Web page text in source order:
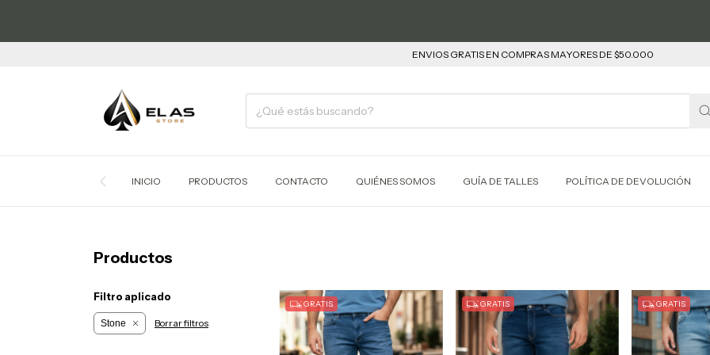
ENVIOS GRATIS EN COMPRAS MAYORES DE $50.000
INICIO PRODUCTOS CONTACTO QUIÉNES SOMOS GUÍA DE TALLES POLÍTICA DE DEVOLUCIÓN
Productos
Filtro aplicado
Stone Borrar filtros
GRATIS GRATIS GRATIS